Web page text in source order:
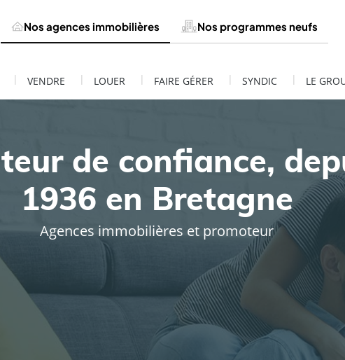
Nos agences immobilières Nos programmes neufs
| VENDRE | LOUER | FAIRE GÉRER | SYNDIC | LE
de confiance,
1936 en Bretagne
Agences immobilières et promoteur
ESTIMATION DE MON BIEN
Rayon Budget